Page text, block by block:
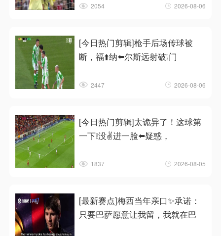
2054 2026-08-06
[今日热门剪辑]枪手后场传球被
断，福⬆️纳⬅️尔斯远射破❕门
2447 2026-08-06
[今日热门剪辑]太诡异了！这球第
一下❕没✌️进一脸⬅️疑惑，
1837 2026-08-05
[最新赛点]梅西当年亲口✨承诺：
只要巴萨愿意让我留，我就在巴